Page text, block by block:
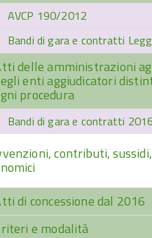
AVCP 190/2012
Bandi di gara e contratti
delle amministrazioni
enti aggiudicatori
procedura
Bandi di gara e contratti 2016
contributi,
di concessione dal 2016
e modalità